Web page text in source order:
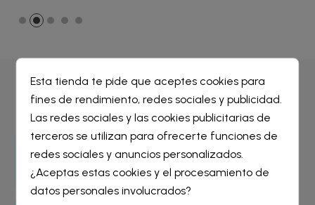
Por qué comprar enFarmacia Liceo
Entrega GRATIS
desde 29€
Crear lista de deseos
Nombre de la lista de deseos
Iniciar sesión
Debe iniciar sesión para guardar productos en su lista de
deseos.
Esta tienda te pide que aceptes cookies para
fines de rendimiento, redes sociales y publicidad.
Las redes sociales y las cookies publicitarias de
terceros se utilizan para ofrecerte funciones de
redes sociales y anuncios personalizados.
¿Aceptas estas cookies y el procesamiento de
datos personales involucrados?